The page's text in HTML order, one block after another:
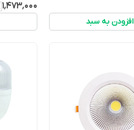
افزودن به سبد
۱٬۴۷۳٬۰۰۰